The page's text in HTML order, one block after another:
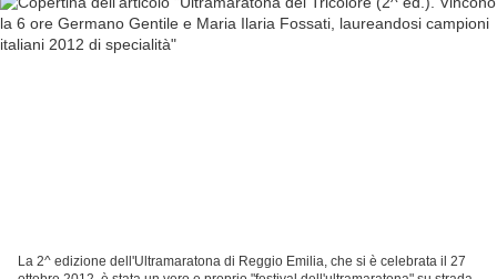
La 2^ edizione dell'Ultramaratona di Reggio Emilia, che si è celebrata il 27